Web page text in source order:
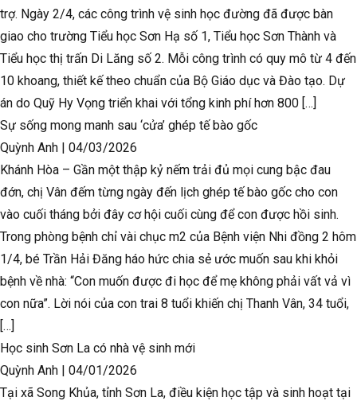
trợ. Ngày 2/4, các công trình vệ sinh học đường đã được bàn
giao cho trường Tiểu học Sơn Hạ số 1, Tiểu học Sơn Thành và
Tiểu học thị trấn Di Lăng số 2. Mỗi công trình có quy mô từ 4 đến
10 khoang, thiết kế theo chuẩn của Bộ Giáo dục và Đào tạo. Dự
án do Quỹ Hy Vọng triển khai với tổng kinh phí hơn 800 […]
Sự sống mong manh sau ‘cửa’ ghép tế bào gốc
Quỳnh Anh | 04/03/2026
Khánh Hòa – Gần một thập kỷ nếm trải đủ mọi cung bậc đau
đớn, chị Vân đếm từng ngày đến lịch ghép tế bào gốc cho con
vào cuối tháng bởi đây cơ hội cuối cùng để con được hồi sinh.
Trong phòng bệnh chỉ vài chục m2 của Bệnh viện Nhi đồng 2 hôm
1/4, bé Trần Hải Đăng háo hức chia sẻ ước muốn sau khi khỏi
bệnh về nhà: “Con muốn được đi học để mẹ không phải vất vả vì
con nữa”. Lời nói của con trai 8 tuổi khiến chị Thanh Vân, 34 tuổi,
[…]
Học sinh Sơn La có nhà vệ sinh mới
Quỳnh Anh | 04/01/2026
Tại xã Song Khủa, tỉnh Sơn La, điều kiện học tập và sinh hoạt tại